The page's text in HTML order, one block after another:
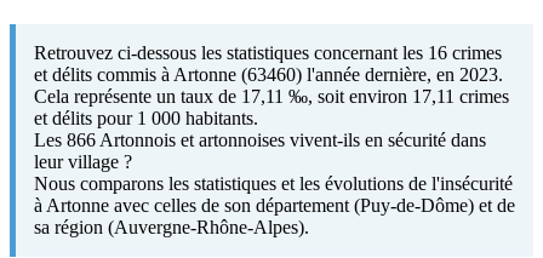
Retrouvez ci-dessous les statistiques concernant les 16 crimes
et délits commis à Artonne (63460) l'année dernière, en 2023.
Cela représente un taux de 17,11 ‰, soit environ 17,11 crimes
et délits pour 1 000 habitants.
Les 866 Artonnois et artonnoises vivent-ils en sécurité dans
leur village ?
Nous comparons les statistiques et les évolutions de l'insécurité
à Artonne avec celles de son département (Puy-de-Dôme) et de
sa région (Auvergne-Rhône-Alpes).